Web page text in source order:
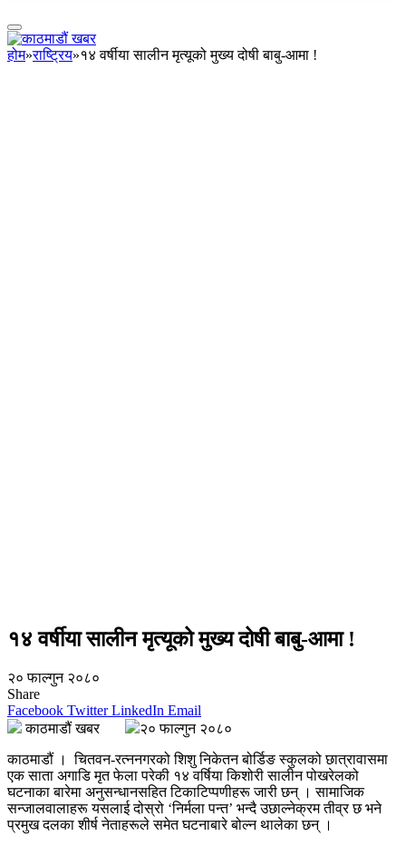
होम»राष्ट्रिय»१४ वर्षीया सालीन मृत्यूको मुख्य दोषी बाबु-आमा !
१४ वर्षीया सालीन मृत्यूको मुख्य दोषी बाबु-आमा !
२० फाल्गुन २०८०
Share
Facebook Twitter LinkedIn Email
काठमाडौं खबर
२० फाल्गुन २०८०
काठमाडौं । चितवन-रत्ननगरको शिशु निकेतन बोर्डिङ स्कुलको छात्रावासमा
एक साता अगाडि मृत फेला परेकी १४ वर्षिया किशोरी सालीन पोखरेलको
घटनाका बारेमा अनुसन्धानसहित टिकाटिप्पणीहरू जारी छन् । सामाजिक
सन्जालवालाहरू यसलाई दोस्रो ‘निर्मला पन्त’ भन्दै उछाल्नेक्रम तीव्र छ भने
प्रमुख दलका शीर्ष नेताहरूले समेत घटनाबारे बोल्न थालेका छन् ।